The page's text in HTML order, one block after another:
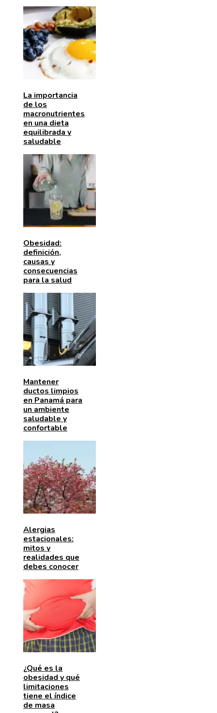
La importancia
de los
macronutrientes
en una dieta
equilibrada y
saludable
Obesidad:
definición,
causas y
consecuencias
para la salud
Mantener
ductos limpios
en Panamá para
un ambiente
saludable y
confortable
Alergias
estacionales:
mitos y
realidades que
debes conocer
¿Qué es la
obesidad y qué
limitaciones
tiene el índice
de masa